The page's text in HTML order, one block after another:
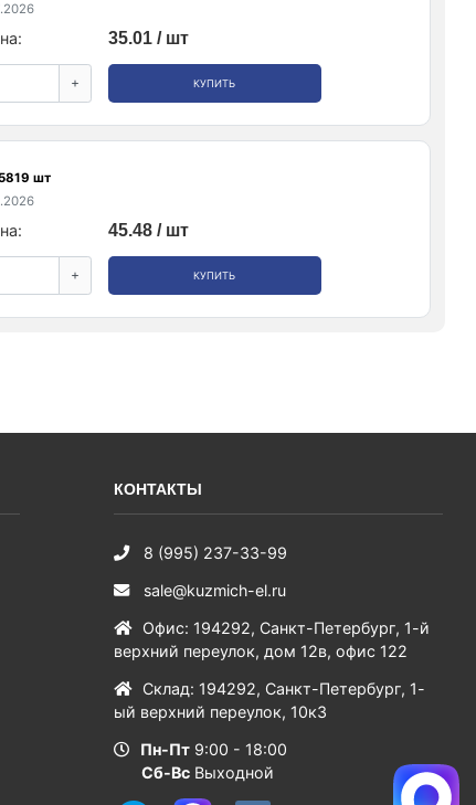
35.01 / шт
+ КУПИТЬ
шт
45.48 / шт
+ КУПИТЬ
КОНТАКТЫ
8 (995) 237-33-99
sale@kuzmich-el.ru
Офис: 194292, Санкт-Петербург, 1-й
верхний переулок, дом 12в, офис 122
Склад: 194292, Санкт-Петербург, 1-
ый верхний переулок, 10к3
Пн-Пт 9:00 - 18:00
Сб-ВсВыходной